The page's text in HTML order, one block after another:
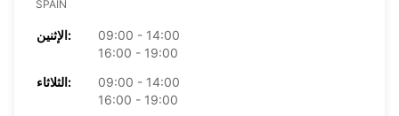
SPAIN
الإثنين:
09:00 - 14:00
16:00 - 19:00
الثلاثاء:
09:00 - 14:00
16:00 - 19:00